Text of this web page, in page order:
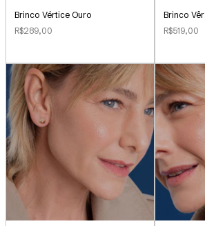
Brinco Vértice Ouro
R$289,00
Brinco
R$519,00